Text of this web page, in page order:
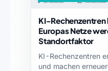
KI-
Europas Netze
Standortfaktor
KI-Rechenzentren
und machen